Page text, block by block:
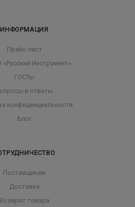
ИНФОРМАЦИЯ
Прайс-лист
«Русский Инструмент»
ГОСТы
и ответы
конфиденциальности
Блог
Поставщикам
Доставка
Возврат товара